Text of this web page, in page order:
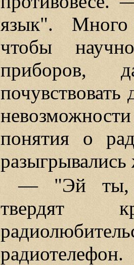
язык". Много
чтобы
приборов,
понятия о
— "Эй ты,
твердят
радиотелефон.